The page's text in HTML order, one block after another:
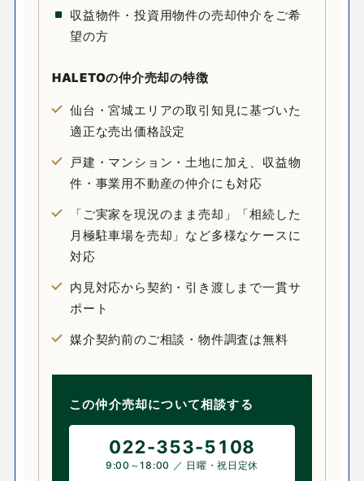
収益物件・投資用物件の売却仲介をご希
望の方
HALETOの仲介売却の特徴
仙台・宮城エリアの取引知見に基づいた
適正な売出価格設定
戸建・マンション・土地に加え、収益物
件・事業用不動産の仲介にも対応
「ご実家を現況のまま売却」「相続した
月極駐車場を売却」など多様なケースに
対応
内見対応から契約・引き渡しまで一貫サ
ポート
媒介契約前のご相談・物件調査は無料
この仲介売却について相談する
022-353-5108
9:00～18:00 ／ 日曜・祝日定休